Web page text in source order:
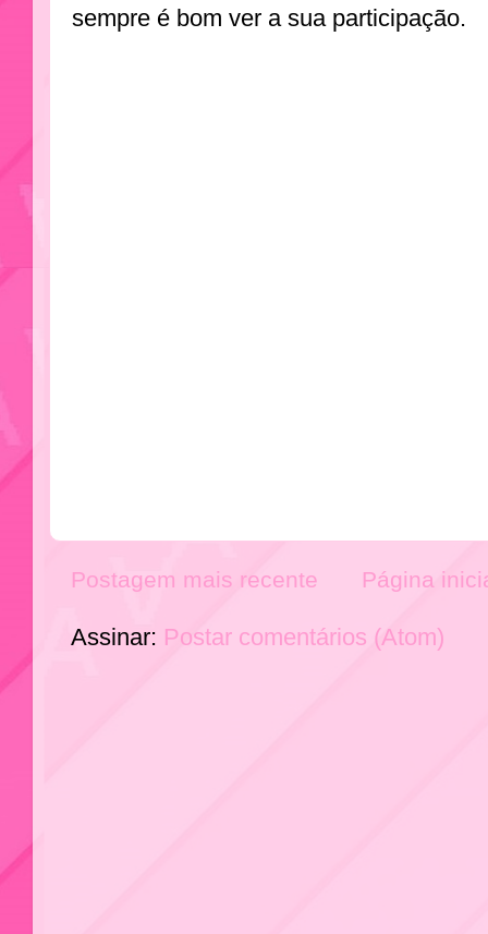
sempre é bom ver a sua participação.
Postagem mais recente Página
Assinar: Postar comentários (Atom)